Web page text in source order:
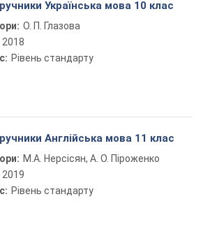
Українська мова 10 клас
О. П. Глазова
2018
Рівень стандарту
Англійська мова 11 клас
М.А. Нерсісян, А. О. Піроженко
2019
Рівень стандарту